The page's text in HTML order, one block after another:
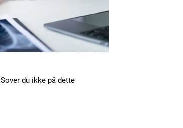
du ikke på dette